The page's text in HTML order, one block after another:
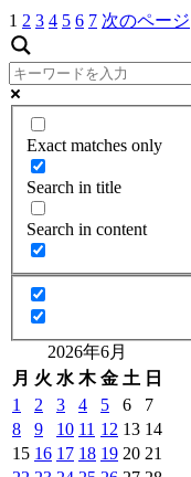
1 2 3 4 5 6 7 次のページ
Exact matches only
Search in title
Search in content
2026年6月
月 火 水 木 金 土 日
1
2 3 4 5 6
7
8
9 10 11 12 13 14
15 16 17 18 19 20 21